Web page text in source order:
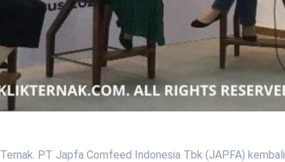
PT Japfa Comfeed Indonesia Tbk (JAPFA) kembali